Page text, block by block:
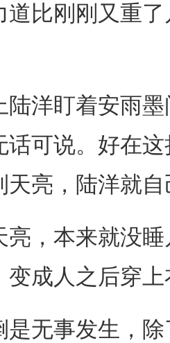
道比刚刚又重
盯着安雨墨
话可说。好在
天亮，陆洋就
本来就没睡
变成人之后穿
事发生，除